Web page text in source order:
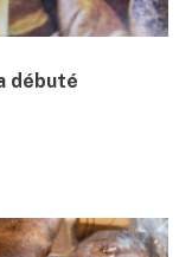
débuté